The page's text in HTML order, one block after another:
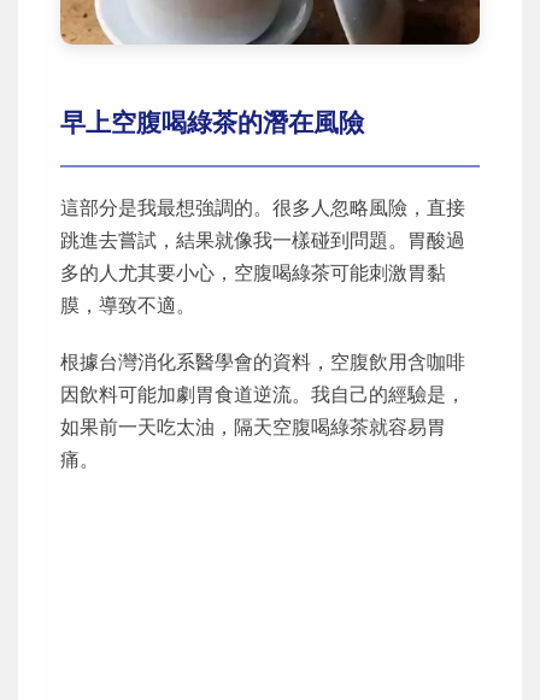
早上空腹喝綠茶的潛在風險
這部分是我最想強調的。很多人忽略風險，直接
跳進去嘗試，結果就像我一樣碰到問題。胃酸過
多的人尤其要小心，空腹喝綠茶可能刺激胃黏
膜，導致不適。
根據台灣消化系醫學會的資料，空腹飲用含咖啡
因飲料可能加劇胃食道逆流。我自己的經驗是，
如果前一天吃太油，隔天空腹喝綠茶就容易胃
痛。